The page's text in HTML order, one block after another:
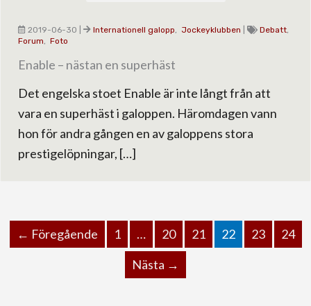
2019-06-30 Internationell galopp, Jockeyklubben Debatt,
Forum, Foto
Enable – nästan en superhäst
Det engelska stoet Enable är inte långt från att
vara en superhäst i galoppen. Häromdagen vann
hon för andra gången en av galoppens stora
prestigelöpningar, […]
← Föregående 1 … 20 21 22 23
24
Nästa →